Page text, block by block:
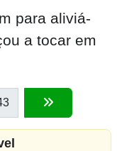
para aliviá-
a tocar em